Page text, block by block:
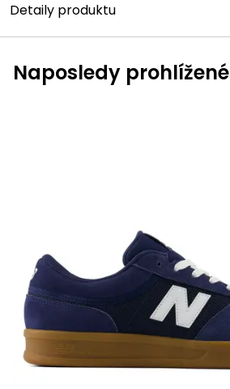
Detaily produktu
Naposledy prohlížené